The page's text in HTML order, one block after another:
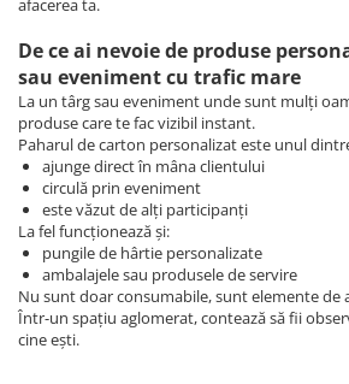
afacerea ta.
De ce ai nevoie de produse
sau eveniment cu trafic mare
La un târg sau eveniment unde sunt mulți
produse care te fac vizibil instant.
Paharul de carton personalizat este unul
ajunge direct în mâna clientului
circulă prin eveniment
este văzut de alți participanți
La fel funcționează și:
pungile de hârtie personalizate
ambalajele sau produsele de servire
Nu sunt doar consumabile, sunt elemente de
Într-un spațiu aglomerat, contează să fii
cine ești.